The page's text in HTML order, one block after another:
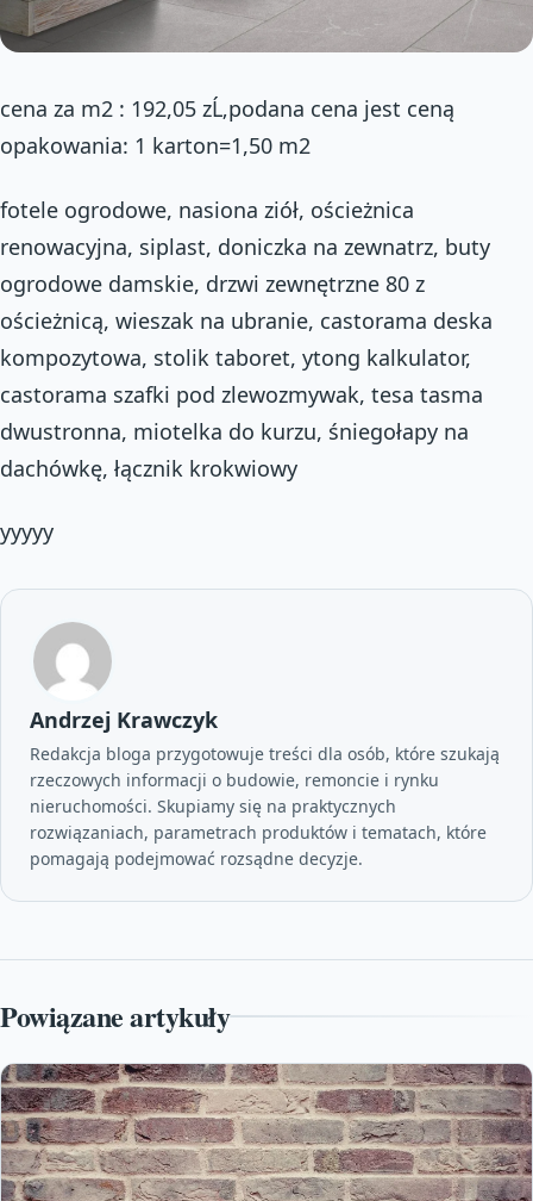
cena za m2 : 192,05 zĹ‚podana cena jest ceną
opakowania: 1 karton=1,50 m2
fotele ogrodowe, nasiona ziół, ościeżnica
renowacyjna, siplast, doniczka na zewnatrz, buty
ogrodowe damskie, drzwi zewnętrzne 80 z
ościeżnicą, wieszak na ubranie, castorama deska
kompozytowa, stolik taboret, ytong kalkulator,
castorama szafki pod zlewozmywak, tesa tasma
dwustronna, miotelka do kurzu, śniegołapy na
dachówkę, łącznik krokwiowy
yyyyy
Andrzej Krawczyk
Redakcja bloga przygotowuje treści dla osób, które szukają
rzeczowych informacji o budowie, remoncie i rynku
nieruchomości. Skupiamy się na praktycznych
rozwiązaniach, parametrach produktów i tematach, które
pomagają podejmować rozsądne decyzje.
Powiązane artykuły